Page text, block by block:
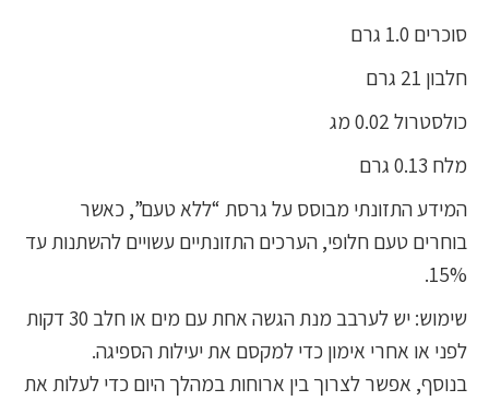
סוכרים 1.0 גרם
חלבון 21 גרם
כולסטרול 0.02 מג
מלח 0.13 גרם
המידע התזונתי מבוסס על גרסת “ללא טעם”, כאשר
בוחרים טעם חלופי, הערכים התזונתיים עשויים להשתנות עד
15%.
שימוש: יש לערבב מנת הגשה אחת עם מים או חלב 30 דקות
לפני או אחרי אימון כדי למקסם את יעילות הספיגה.
בנוסף, אפשר לצרוך בין ארוחות במהלך היום כדי לעלות את